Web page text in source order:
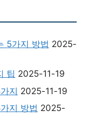
5가지 방법 2025-
팁 2025-11-19
지 2025-11-19
지 방법 2025-